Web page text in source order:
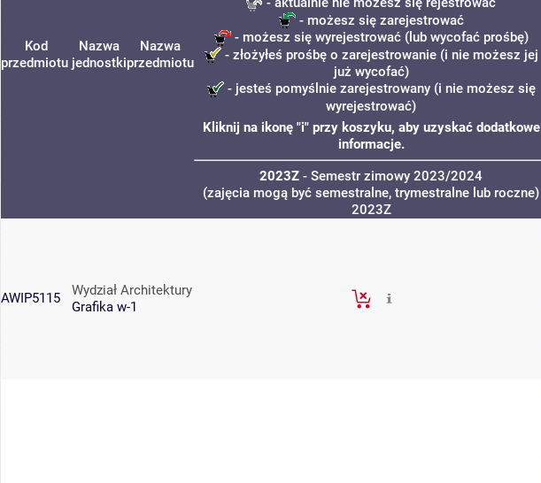
Kod
przedmiotu
Nazwa
jednostki
Nazwa
przedmiotu
- możesz się zarejestrować
- możesz się wyrejestrować (lub wycofać prośbę)
- złożyłeś prośbę o zarejestrowanie (i nie możesz jej
już wycofać)
- jesteś pomyślnie zarejestrowany (i nie możesz się
wyrejestrować)
Kliknij na ikonę "i" przy koszyku, aby uzyskać dodatkowe
informacje.
2023Z - Semestr zimowy 2023/2024
(zajęcia mogą być semestralne, trymestralne lub roczne)
2023Z
AWIP5115
Wydział Architektury
Grafika w-1